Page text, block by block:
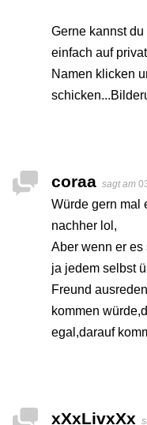
Gerne kannst
einfach auf
Namen klicken
coraa sagt am
Würde gern mal
nachher lol,
Aber wenn er es
ja jedem selbst
Freund
kommen
egal,darauf
xXxLivxXx